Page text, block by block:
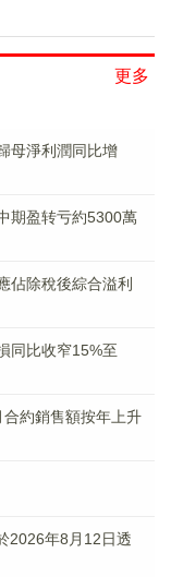
更多
母淨利潤同比增
期盈转亏約5300萬
佔除稅後綜合溢利
同比收窄15%至
約銷售額按年上升
2026年8月12日透